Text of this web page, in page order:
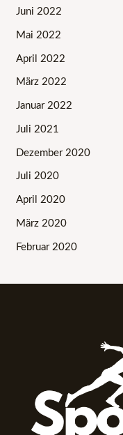
Juni 2022
Mai 2022
April 2022
März 2022
Januar 2022
Juli 2021
Dezember 2020
Juli 2020
April 2020
März 2020
Februar 2020